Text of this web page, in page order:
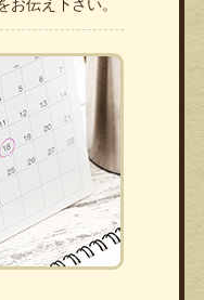
お伝え下さい。